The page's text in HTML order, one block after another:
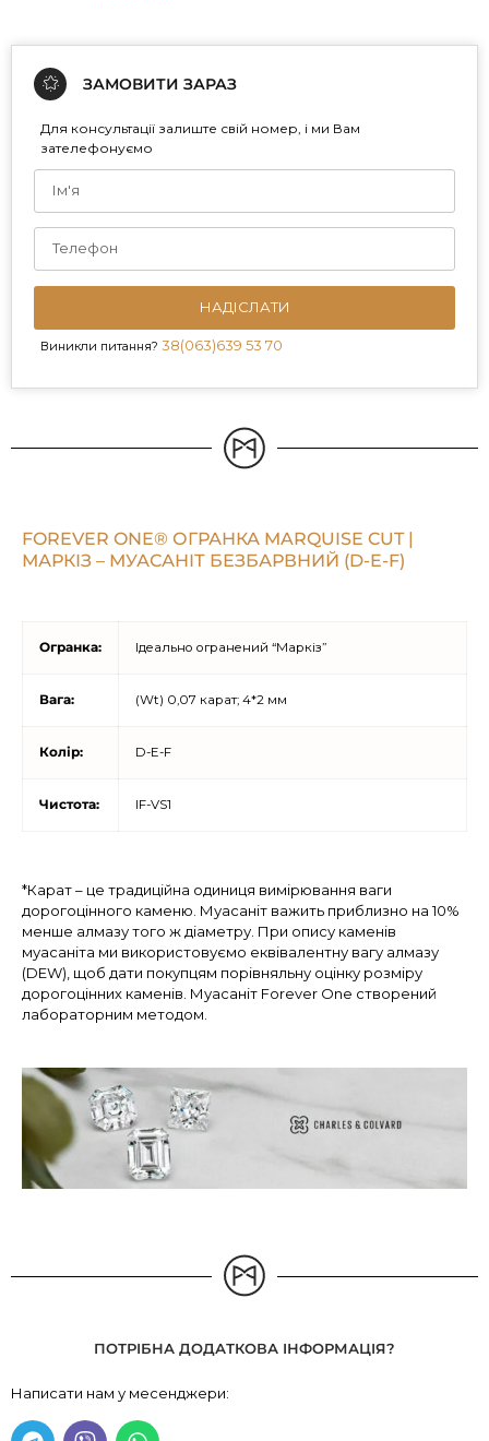
ЗАМОВИТИ ЗАРАЗ
Для консультації залиште свій номер, і ми Вам
зателефонуємо
НАДІСЛАТИ
Виникли питання? 38(063)639 53 70
FOREVER ONE® ОГРАНКА MARQUISE CUT |
МАРКІЗ – МУАСАНІТ БЕЗБАРВНИЙ (D-E-F)
Огранка: Ідеально огранений “Маркіз”
Вага: (Wt) 0,07 карат; 4*2 мм
Колір: D-E-F
Чистота: IF-VS1
*Карат – це традиційна одиниця вимірювання ваги
дорогоцінного каменю. Муасаніт важить приблизно на 10%
менше алмазу того ж діаметру. При опису каменів
муасаніта ми використовуємо еквівалентну вагу алмазу
(DEW), щоб дати покупцям порівняльну оцінку розміру
дорогоцінних каменів. Муасаніт Forever One створений
лабораторним методом.
ПОТРІБНА ДОДАТКОВА ІНФОРМАЦІЯ?
Написати нам у месенджери: